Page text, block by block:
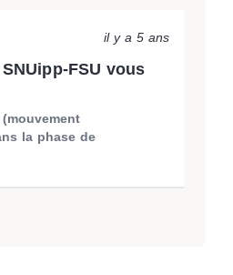
il y a 5 ans
FSU vous
la phase de